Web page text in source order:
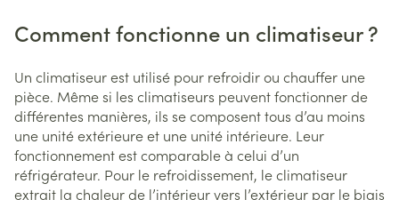
Comment fonctionne un climatiseur ?
Un climatiseur est utilisé pour refroidir ou chauffer une
pièce. Même si les climatiseurs peuvent fonctionner de
différentes manières, ils se composent tous d’au moins
une unité extérieure et une unité intérieure. Leur
fonctionnement est comparable à celui d’un
réfrigérateur. Pour le refroidissement, le climatiseur
extrait la chaleur de l’intérieur vers l’extérieur par le biais